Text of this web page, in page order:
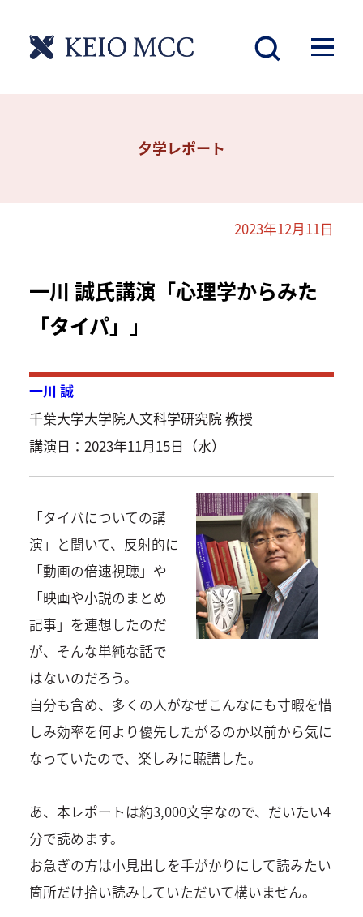
夕学レポート
2023年12月11日
一川 誠氏講演「心理学からみた
「タイパ」」
一川 誠
千葉大学大学院人文科学研究院 教授
講演日：2023年11月15日（水）
「タイパについての講
演」と聞いて、反射的に
「動画の倍速視聴」や
「映画や小説のまとめ
記事」を連想したのだ
が、そんな単純な話で
はないのだろう。
自分も含め、多くの人がなぜこんなにも寸暇を惜
しみ効率を何より優先したがるのか以前から気に
なっていたので、楽しみに聴講した。
あ、本レポートは約3,000文字なので、だいたい4
分で読めます。
お急ぎの方は小見出しを手がかりにして読みたい
箇所だけ拾い読みしていただいて構いません。